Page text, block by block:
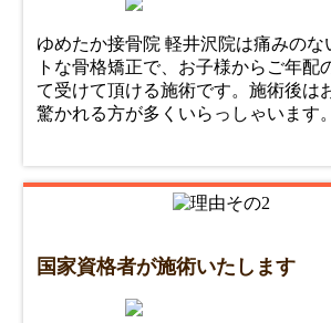
ゆめたか接骨院 軽井沢院は痛みのな
トな骨格矯正で、お子様からご年配
て受けて頂ける施術です。施術後は
驚かれる方が多くいらっしゃいます。
国家資格者が施術いたします